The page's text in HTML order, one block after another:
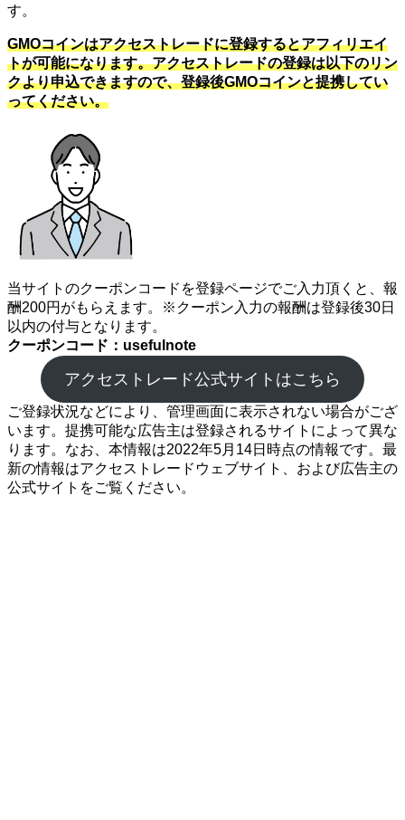
す。
GMOコインはアクセストレードに登録するとアフィリエイ
トが可能になります。アクセストレードの登録は以下のリン
クより申込できますので、登録後GMOコインと提携してい
ってください。
当サイトのクーポンコードを登録ページでご入力頂くと、報
酬200円がもらえます。※クーポン入力の報酬は登録後30日
以内の付与となります。
クーポンコード：usefulnote
アクセストレード公式サイトはこちら
ご登録状況などにより、管理画面に表示されない場合がござ
います。提携可能な広告主は登録されるサイトによって異な
ります。なお、本情報は2022年5月14日時点の情報です。最
新の情報はアクセストレードウェブサイト、および広告主の
公式サイトをご覧ください。